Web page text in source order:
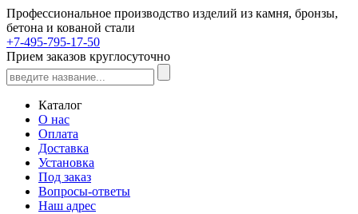
Профессиональное производство изделий из камня, бронзы,
бетона и кованой стали
+7-495-795-17-50
Прием заказов круглосуточно
Каталог
О нас
Оплата
Доставка
Установка
Под заказ
Вопросы-ответы
Наш адрес